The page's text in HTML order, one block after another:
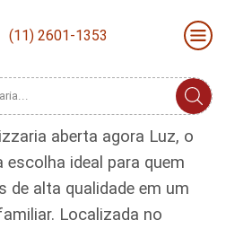
(11) 2601-1353
Search
aberta agora Luz, o
escolha ideal para quem
de alta qualidade em um
Localizada no